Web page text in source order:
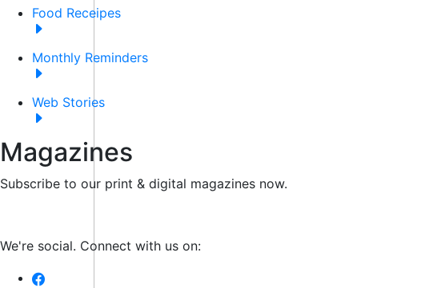
Food Receipes
Monthly Reminders
Web Stories
Magazines
Subscribe to our print & digital magazines now.
We're social. Connect with us on: